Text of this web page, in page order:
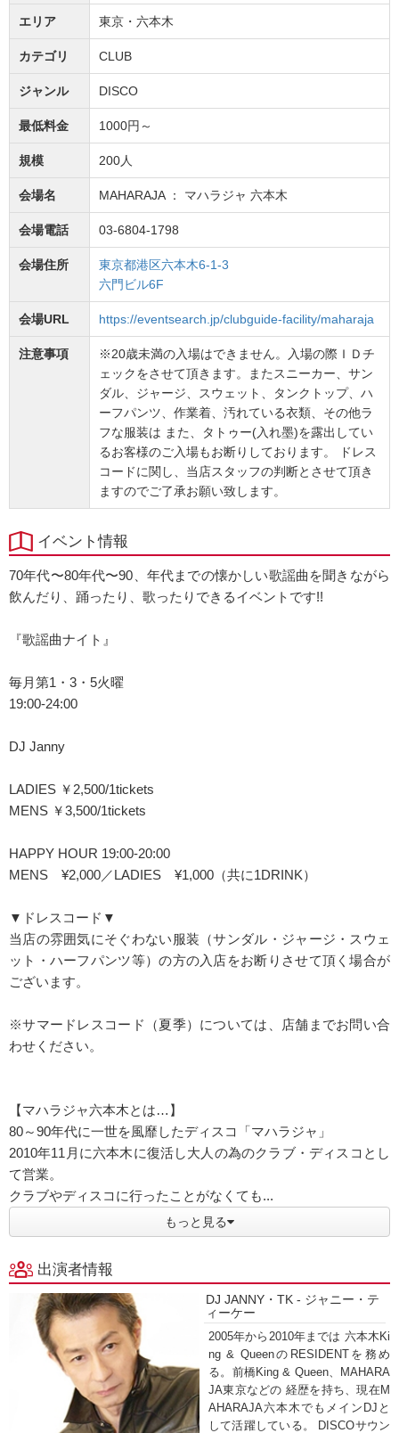
エリア 東京・六本木
カテゴリ CLUB
ジャンル DISCO
最低料金 1000円～
規模 200人
会場名 MAHARAJA ： マハラジャ 六本木
会場電話 03-6804-1798
会場住所
東京都港区六本木6-1-3
六門ビル6F
会場URL https://eventsearch.jp/clubguide-facility/maharaja
注意事項
※20歳未満の入場はできません。入場の際ＩＤチ
ェックをさせて頂きます。またスニーカー、サン
ダル、ジャージ、スウェット、タンクトップ、ハ
ーフパンツ、作業着、汚れている衣類、その他ラ
フな服装は また、タトゥー(入れ墨)を露出してい
るお客様のご入場もお断りしております。 ドレス
コードに関し、当店スタッフの判断とさせて頂き
ますのでご了承お願い致します。
イベント情報
70年代〜80年代〜90、年代までの懐かしい歌謡曲を聞きながら
飲んだり、踊ったり、歌ったりできるイベントです!!
『歌謡曲ナイト』
毎月第1・3・5火曜
19:00-24:00
DJ Janny
LADIES ￥2,500/1tickets
MENS ￥3,500/1tickets
HAPPY HOUR 19:00-20:00
MENS ¥2,000／LADIES ¥1,000（共に1DRINK）
▼ドレスコード▼
当店の雰囲気にそぐわない服装（サンダル・ジャージ・スウェ
ット・ハーフパンツ等）の方の入店をお断りさせて頂く場合が
ございます。
※サマードレスコード（夏季）については、店舗までお問い合
わせください。
【マハラジャ六本木とは…】
80～90年代に一世を風靡したディスコ「マハラジャ」
2010年11月に六本木に復活し大人の為のクラブ・ディスコとし
て営業。
クラブやディスコに行ったことがなくても...
もっと見る
出演者情報
DJ JANNY・TK - ジャニー・テ
ィーケー
2005年から2010年までは 六本木Ki
ng & QueenのRESIDENTを務め
る。前橋King & Queen、MAHARA
JA東京などの 経歴を持ち、現在M
AHARAJA六本木でもメインDJと
して活躍している。 DISCOサウン